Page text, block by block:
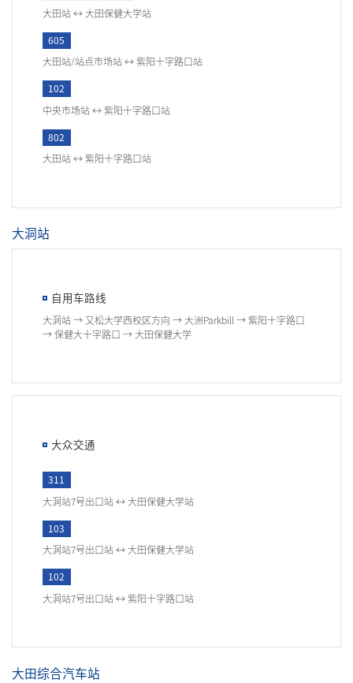
大田站 ↔ 大田保健大学站
605
大田站/站点市场站 ↔ 紫阳十字路口站
102
中央市场站 ↔ 紫阳十字路口站
802
大田站 ↔ 紫阳十字路口站
大洞站
自用车路线
大洞站 → 又松大学西校区方向 → 大洲Parkbill → 紫阳十字路口
→ 保健大十字路口 → 大田保健大学
大众交通
311
大洞站7号出口站 ↔ 大田保健大学站
103
大洞站7号出口站 ↔ 大田保健大学站
102
大洞站7号出口站 ↔ 紫阳十字路口站
大田综合汽车站